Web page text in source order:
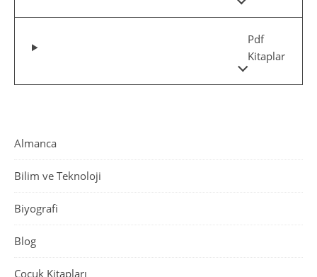
Pdf
Kitaplar
Almanca
Bilim ve Teknoloji
Biyografi
Blog
Çocuk Kitapları